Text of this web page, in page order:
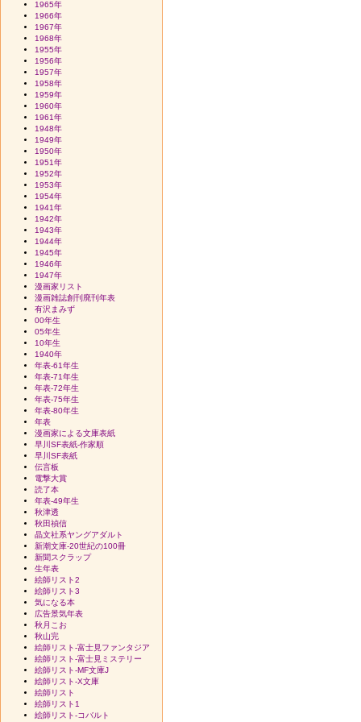
1965年
1966年
1967年
1968年
1955年
1956年
1957年
1958年
1959年
1960年
1961年
1948年
1949年
1950年
1951年
1952年
1953年
1954年
1941年
1942年
1943年
1944年
1945年
1946年
1947年
漫画家リスト
漫画雑誌創刊廃刊年表
有沢まみず
00年生
05年生
10年生
1940年
年表-61年生
年表-71年生
年表-72年生
年表-75年生
年表-80年生
年表
漫画家による文庫表紙
早川SF表紙-作家順
早川SF表紙
伝言板
電撃大賞
読了本
年表-49年生
秋津透
秋田禎信
晶文社系ヤングアダルト
新潮文庫-20世紀の100冊
新聞スクラップ
生年表
絵師リスト2
絵師リスト3
気になる本
広告景気年表
秋月こお
秋山完
絵師リスト-富士見ファンタジア
絵師リスト-富士見ミステリー
絵師リスト-MF文庫J
絵師リスト-X文庫
絵師リスト
絵師リスト1
絵師リスト-コバルト